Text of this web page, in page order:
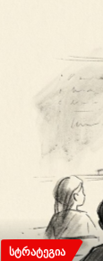
ᲡᲢᲠᲐᲢᲔᲒᲘᲐ